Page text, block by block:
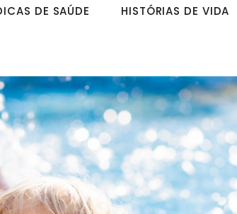
DE SAÚDE HISTÓRIAS DE VIDA